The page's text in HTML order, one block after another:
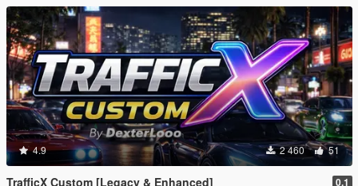
4.9 2 460 51
TrafficX Custom [Legacy & Enhanced] 0.1